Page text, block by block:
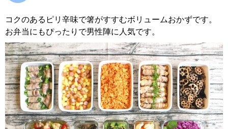
コクのあるピリ辛味で箸がすすむボリュームおかずです。
お弁当にもぴったりで男性陣に人気です。